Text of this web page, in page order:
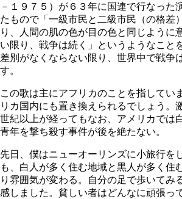
－１９７５）が６３年に国連で行なった
たもので「一級市民と二級市民（の格差
り、人間の肌の色が目の色と同じように
い限り、戦争は続く」というようなこと
差別がなくならない限り、世界中で戦争
す。
この歌は主にアフリカのことを指してい
リカ国内にも置き換えられるでしょう。
世紀以上が経ってもなお、アメリカでは
青年を撃ち殺す事件が後を絶たない。
先日、僕はニューオーリンズに小旅行を
も、白人が多く住む地域と黒人が多く住
り雰囲気が変わる。自分の足で歩いてみ
感しました。貧しい者はどんなに頑張っ